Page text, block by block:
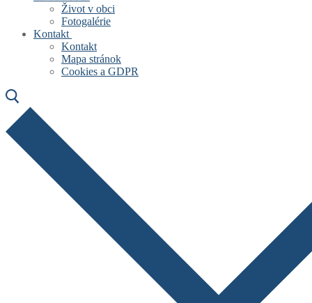
Život v obci
Fotogalérie
Kontakt
Kontakt
Mapa stránok
Cookies a GDPR